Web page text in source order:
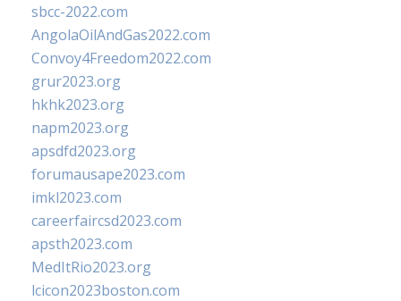
sbcc-2022.com
AngolaOilAndGas2022.com
Convoy4Freedom2022.com
grur2023.org
hkhk2023.org
napm2023.org
apsdfd2023.org
forumausape2023.com
imkl2023.com
careerfaircsd2023.com
apsth2023.com
MedItRio2023.org
lcicon2023boston.com